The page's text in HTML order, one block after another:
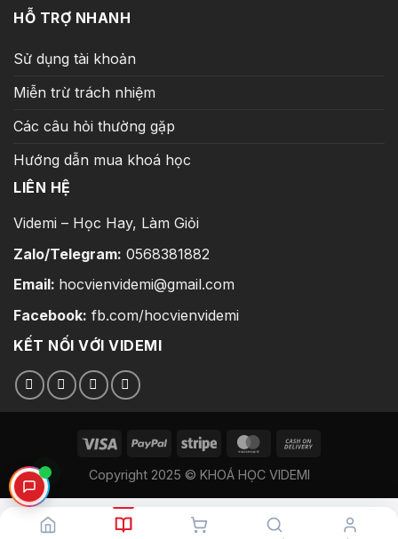
HỖ TRỢ NHANH
Sử dụng tài khoản
Miễn trừ trách nhiệm
Các câu hỏi thường gặp
Hướng dẫn mua khoá học
LIÊN HỆ
Videmi – Học Hay, Làm Giỏi
Zalo/Telegram: 0568381882
Email: hocvienvidemi@gmail.com
Facebook: fb.com/hocvienvidemi
KẾT NỐI VỚI VIDEMI
Copyright 2025 © KHOÁ HỌC VIDEMI